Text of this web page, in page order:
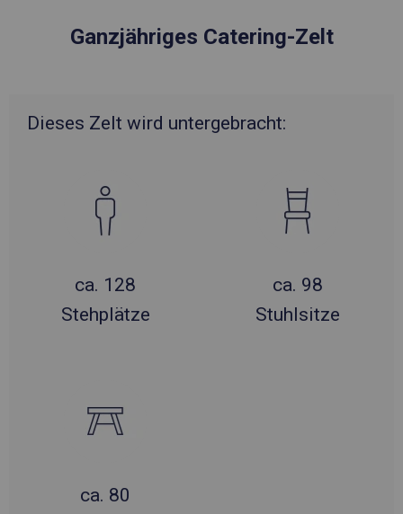
Ganzjähriges Catering-Zelt
Dieses Zelt wird untergebracht:
ca. 128
Stehplätze
ca. 98
Stuhlsitze
ca. 80